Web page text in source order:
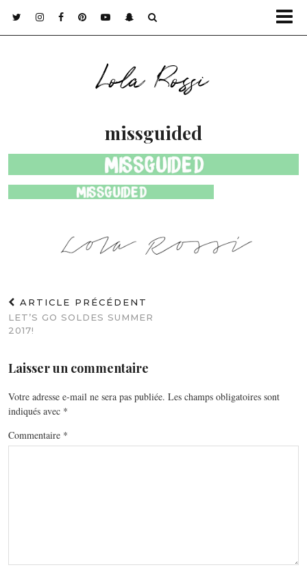
Lola Rossi
missguided
ARTICLE PRÉCÉDENT
LET’S GO SOLDES SUMMER
2017!
Laisser un commentaire
Votre adresse e-mail ne sera pas publiée. Les champs obligatoires sont
indiqués avec *
Commentaire *